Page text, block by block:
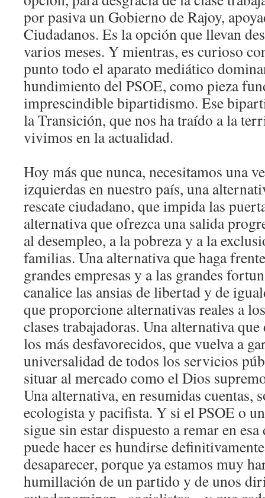
por pasiva un Gobierno de Rajoy,
Ciudadanos. Es la opción que llevan
varios meses. Y mientras, es curioso
punto todo el aparato mediático
hundimiento del PSOE, como pieza
imprescindible bipartidismo. Ese
la Transición, que nos ha traído a la
vivimos en la actualidad.
Hoy más que nunca, necesitamos una
izquierdas en nuestro país, una
rescate ciudadano, que impida las
alternativa que ofrezca una salida
al desempleo, a la pobreza y a la
familias. Una alternativa que haga
grandes empresas y a las grandes
canalice las ansias de libertad y de
que proporcione alternativas reales a
clases trabajadoras. Una alternativa
los más desfavorecidos, que vuelva a
universalidad de todos los servicios
situar al mercado como el Dios
Una alternativa, en resumidas cuentas,
ecologista y pacifista. Y si el PSOE o
sigue sin estar dispuesto a remar en
puede hacer es hundirse
desaparecer, porque ya estamos muy
humillación de un partido y de unos